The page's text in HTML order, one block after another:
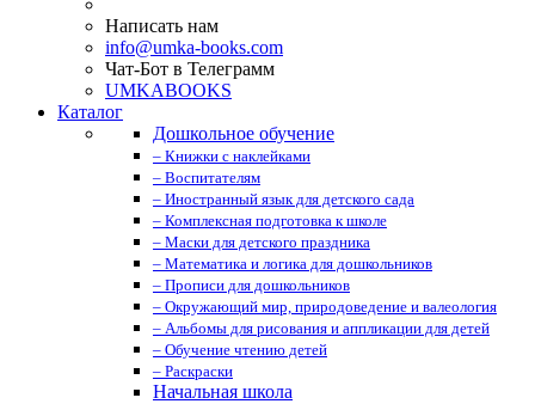
Написать нам
info@umka-books.com
Чат-Бот в Телеграмм
UMKABOOKS
Каталог
Дошкольное обучение
– Книжки с наклейками
– Воспитателям
– Иностранный язык для детского сада
– Комплексная подготовка к школе
– Маски для детского праздника
– Математика и логика для дошкольников
– Прописи для дошкольников
– Окружающий мир, природоведение и валеология
– Альбомы для рисования и аппликации для детей
– Обучение чтению детей
– Раскраски
Начальная школа